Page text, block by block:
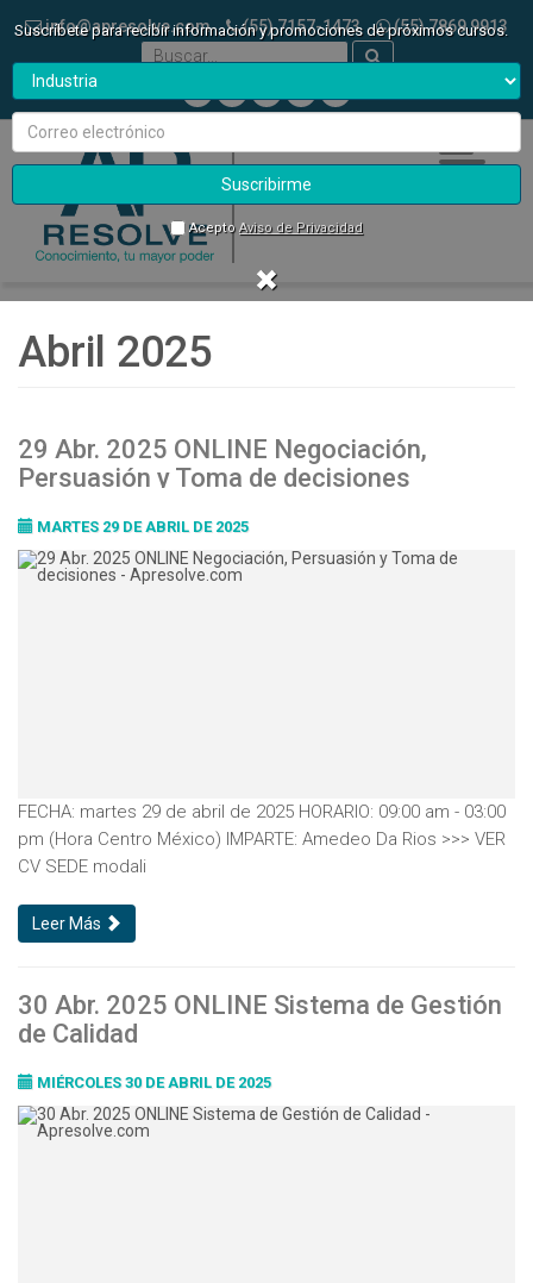
info@apresolve.com (55) 7157-1473 (55) 7869 9913
Toggle
Abril 2025
29 Abr. 2025 ONLINE Negociación,
Persuasión y Toma de decisiones
MARTES 29 DE ABRIL DE 2025
FECHA: martes 29 de abril de 2025 HORARIO: 09:00 am - 03:00
pm (Hora Centro México) IMPARTE: Amedeo Da Rios >>> VER
CV SEDE modali
Leer Más
30 Abr. 2025 ONLINE Sistema de Gestión
de Calidad
MIÉRCOLES 30 DE ABRIL DE 2025
Suscríbete para recibir información y promociones de próximos cursos.
Suscribirme
Acepto Aviso de Privacidad